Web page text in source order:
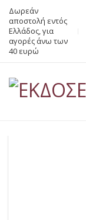
Δωρεάν
αποστολή εντός
Ελλάδος, για
αγορές άνω των
40 ευρώ